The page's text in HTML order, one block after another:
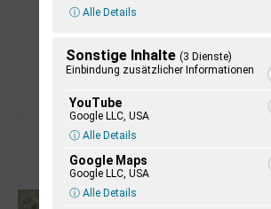
Letj fröögels
ⓘ Alle Details
Sonstige Inhalte (3 Dienste)
Einbindung zusätzlicher Informationen
YouTube
Google LLC, USA
ⓘ Alle Details
Google Maps
Google LLC, USA
ⓘ Alle Details